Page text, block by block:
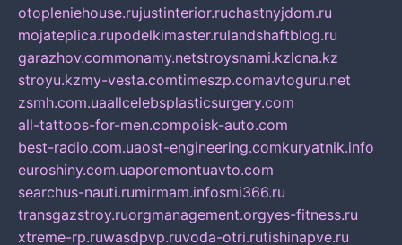
otopleniehouse.rujustinterior.ruchastnyjdom.ru
mojateplica.rupodelkimaster.rulandshaftblog.ru
garazhov.commonamy.netstroysnami.kzlcna.kz
stroyu.kzmy-vesta.comtimeszp.comavtoguru.net
zsmh.com.uaallcelebsplasticsurgery.com
all-tattoos-for-men.compoisk-auto.com
best-radio.com.uaost-engineering.comkuryatnik.info
euroshiny.com.uaporemontuavto.com
searchus-nauti.rumirmam.infosmi366.ru
transgazstroy.ruorgmanagement.orgyes-fitness.ru
xtreme-rp.ruwasdpvp.ruvoda-otri.rutishinapve.ru